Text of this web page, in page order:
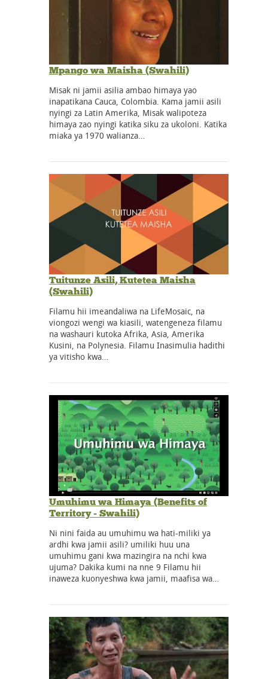
Mpango wa Maisha (Swahili)
Misak ni jamii asilia ambao himaya yao
inapatikana Cauca, Colombia. Kama jamii asili
nyingi za Latin Amerika, Misak walipoteza
himaya zao nyingi katika siku za ukoloni. Katika
miaka ya 1970 walianza…
Tuitunze Asili, Kutetea Maisha
(Swahili)
Filamu hii imeandaliwa na LifeMosaic, na
viongozi wengi wa kiasili, watengeneza filamu
na washauri kutoka Afrika, Asia, Amerika
Kusini, na Polynesia. Filamu Inasimulia hadithi
ya vitisho kwa…
Umuhimu wa Himaya (Benefits of
Territory - Swahili)
Ni nini faida au umuhimu wa hati-miliki ya
ardhi kwa jamii asili? umiliki huu una
umuhimu gani kwa mazingira na nchi kwa
ujuma? Dakika kumi na nne 9 Filamu hii
inaweza kuonyeshwa kwa jamii, maafisa wa…